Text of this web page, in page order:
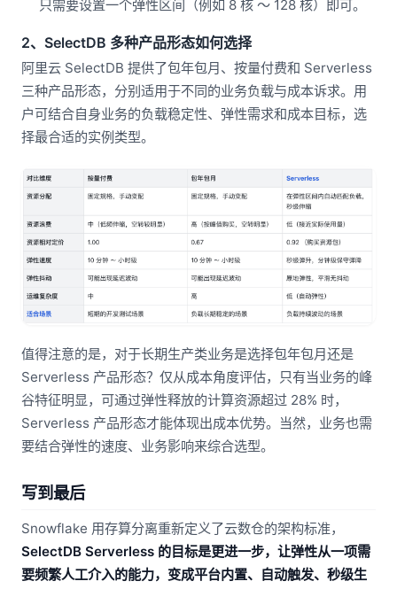
只需要设置一个弹性区间（例如 8 核 ～ 128 核）即可。
2、SelectDB 多种产品形态如何选择
阿里云 SelectDB 提供了包年包月、按量付费和 Serverless
三种产品形态，分别适用于不同的业务负载与成本诉求。用
户可结合自身业务的负载稳定性、弹性需求和成本目标，选
择最合适的实例类型。
值得注意的是，对于长期生产类业务是选择包年包月还是
Serverless 产品形态？仅从成本角度评估，只有当业务的峰
谷特征明显，可通过弹性释放的计算资源超过 28% 时，
Serverless 产品形态才能体现出成本优势。当然，业务也需
要结合弹性的速度、业务影响来综合选型。
写到最后
Snowflake 用存算分离重新定义了云数仓的架构标准，
SelectDB Serverless 的目标是更进一步，让弹性从一项需
要频繁人工介入的能力，变成平台内置、自动触发、秒级生